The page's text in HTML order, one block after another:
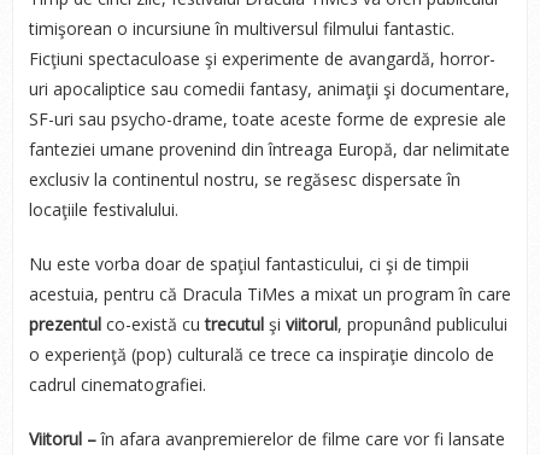
timişorean o incursiune în multiversul filmului fantastic.
Ficţiuni spectaculoase şi experimente de avangardă, horror-
uri apocaliptice sau comedii fantasy, animaţii şi documentare,
SF-uri sau psycho-drame, toate aceste forme de expresie ale
fanteziei umane provenind din întreaga Europă, dar nelimitate
exclusiv la continentul nostru, se regăsesc dispersate în
locaţiile festivalului.
Nu este vorba doar de spaţiul fantasticului, ci şi de timpii
acestuia, pentru că Dracula TiMes a mixat un program în care
prezentulco-există cutrecutul şi viitorul, propunând publicului
o experienţă (pop) culturală ce trece ca inspiraţie dincolo de
cadrul cinematografiei.
Viitorul –în afara avanpremierelor de filme care vor fi lansate